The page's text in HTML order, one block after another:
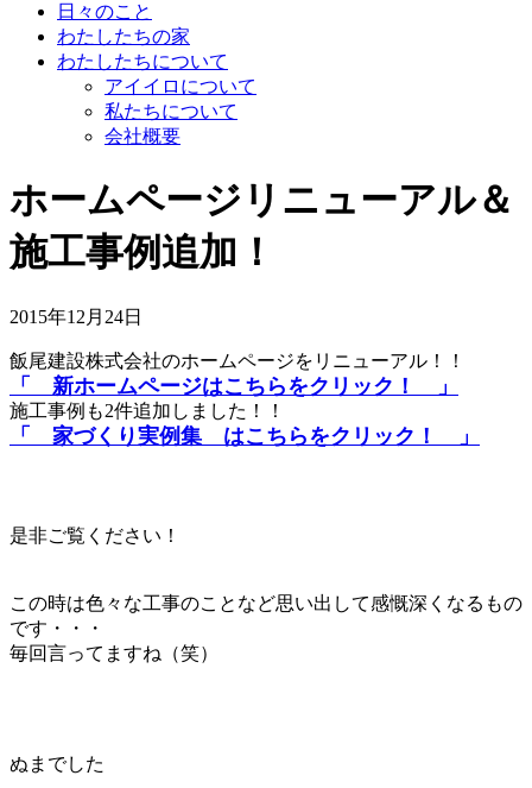
日々のこと
わたしたちの家
わたしたちについて
アイイロについて
私たちについて
会社概要
ホームページリニューアル＆
施工事例追加！
2015年12月24日
飯尾建設株式会社のホームページをリニューアル！！
「 新ホームページはこちらをクリック！ 」
施工事例も2件追加しました！！
「 家づくり実例集 はこちらをクリック！ 」
是非ご覧ください！
この時は色々な工事のことなど思い出して感慨深くなるもの
です・・・
毎回言ってますね（笑）
ぬまでした